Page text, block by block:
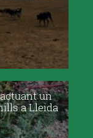
un
a Lleida